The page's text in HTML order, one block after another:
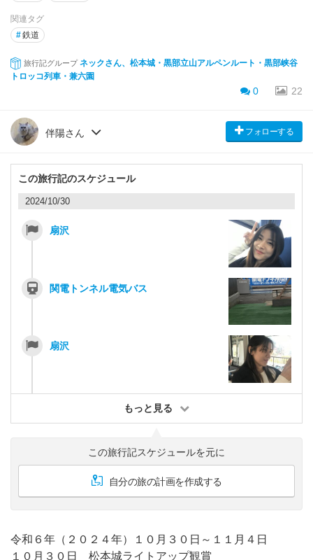
関連タグ
#鉄道
旅行記グループ ネックさん、松本城・黒部立山アルペンルート・黒部峡谷
トロッコ列車・兼六園
0 22
伴陽さん フォローする
この旅行記のスケジュール
2024/10/30
扇沢
関電トンネル電気バス
扇沢
もっと見る
この旅行記スケジュールを元に
自分の旅の計画を作成する
令和６年（２０２４年）１０月３０日～１１月４日
１０月３０日 松本城ライトアップ観賞